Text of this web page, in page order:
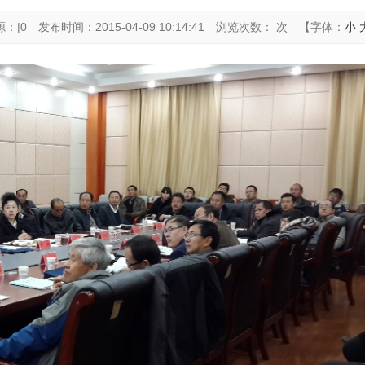
：|0 发布时间：2015-04-09 10:14:41 浏览次数： 次 【字体： 小